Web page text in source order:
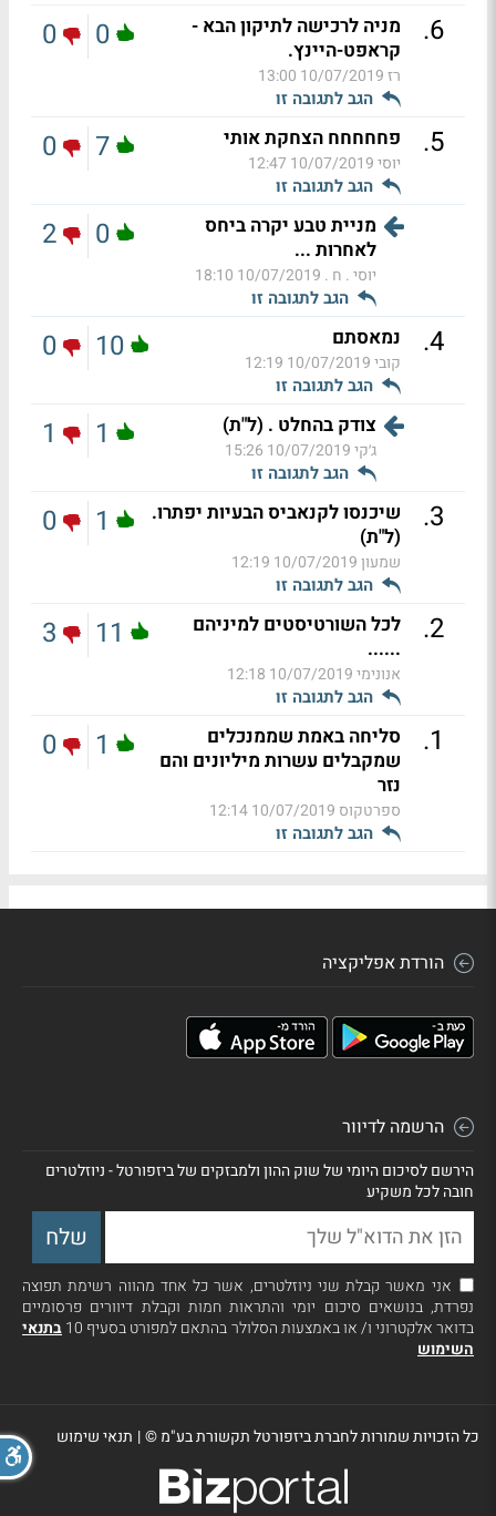
6
.
מניה לרכישה לתיקון הבא -
קראפט-היינץ.
רז10/07/2019 13:00
הגב לתגובה זו
0
0
5
. פחחחחח הצחקת אותי
יוסי10/07/2019 12:47
הגב לתגובה זו
7
0
מניית טבע יקרה ביחס
לאחרות ...
יוסי . ח . 10/07/2019 18:10
הגב לתגובה זו
0
2
4
. נמאסתם
קובי10/07/2019 12:19
הגב לתגובה זו
10
0
צודק בהחלט . (ל"ת)
ג׳קי10/07/2019 15:26
הגב לתגובה זו
1
1
3
.
שיכנסו לקנאביס הבעיות יפתרו.
(ל"ת)
שמעון10/07/2019 12:19
הגב לתגובה זו
1
0
2
.
לכל השורטיסטים למיניהם
......
אנונימי10/07/2019 12:18
הגב לתגובה זו
11
3
1
.
סליחה באמת שממנכלים
שמקבלים עשרות מיליונים והם
נזר
ספרטקוס 10/07/2019 12:14
הגב לתגובה זו
1
0
הורדת אפליקציה
הרשמה לדיוור
הירשם לסיכום היומי של שוק ההון ולמבזקים של ביזפורטל - ניוזלטרים
חובה לכל משקיע
אני מאשר קבלת שני ניוזלטרים, אשר כל אחד מהווה רשימת תפוצה
נפרדת, בנושאים סיכום יומי והתראות חמות וקבלת דיוורים פרסומיים
בדואר אלקטרוני ו/ או באמצעות הסלולר בהתאם למפורט בסעיף 10
בתנאי
השימוש
כל הזכויות שמורות לחברת ביזפורטל תקשורת בע"מ ©| תנאי שימוש